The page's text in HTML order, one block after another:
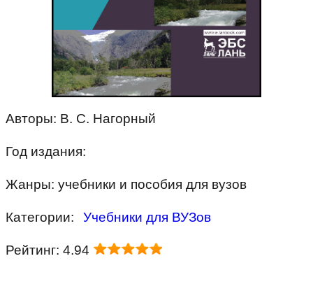
Авторы: В. С. Нагорный
Год издания:
Жанры: учебники и пособия для вузов
Категории: Учебники для ВУЗов
Рейтинг: 4.94